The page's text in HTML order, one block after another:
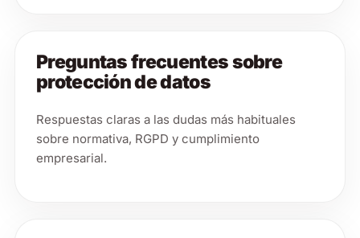
Preguntas frecuentes sobre
protección de datos
Respuestas claras a las dudas más habituales
sobre normativa, RGPD y cumplimiento
empresarial.